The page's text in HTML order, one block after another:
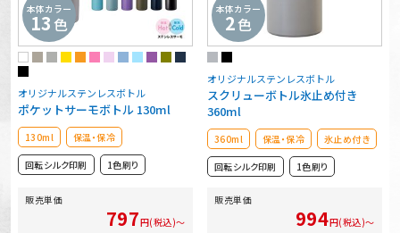
本体カラー
13色
オリジナルステンレスボトル
ポケットサーモボトル 130ml
130ml 保温・保冷
回転シルク印刷 1色刷り
販売単価
797円(税込)～
本体カラー
2色
オリジナルステンレスボトル
スクリューボトル氷止め付き
360ml
360ml 保温・保冷 氷止め付き
回転シルク印刷 1色刷り
販売単価
994円(税込)～